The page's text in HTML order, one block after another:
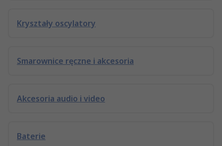
Kryształy oscylatory
Smarownice ręczne i akcesoria
Akcesoria audio i video
Baterie